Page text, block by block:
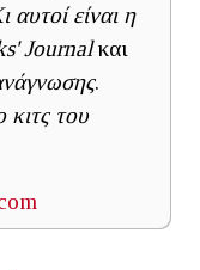
αυτοί είναι η
Journalκαι
.
κιτς του